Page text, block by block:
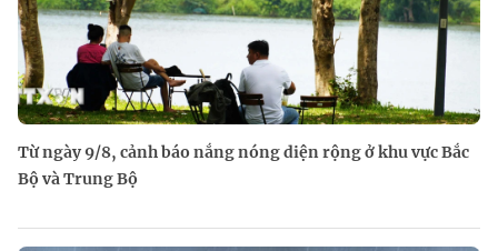
Từ ngày 9/8, cảnh báo nắng nóng diện rộng ở khu vực Bắc
Bộ và Trung Bộ